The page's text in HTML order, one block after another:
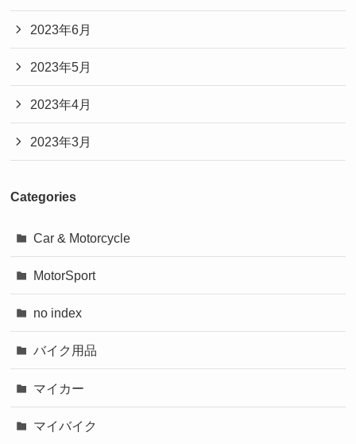
2023年6月
2023年5月
2023年4月
2023年3月
Categories
Car & Motorcycle
MotorSport
no index
バイク用品
マイカー
マイバイク